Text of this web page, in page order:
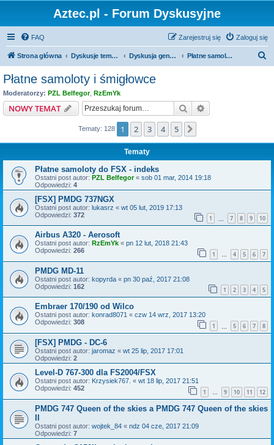
Aztec.pl - Forum Dyskusyjne
FAQ Zaloguj się
Zarejestruj się
Strona główna Dyskusje tematyczne Dyskusja generalna Płatne samoloty i śmigłowce
Płatne samoloty i śmigłowce
Moderatorzy: PZL Belfegor, RzEmYk
NOWY TEMAT Szukaj
Tematy: 128 1 2 3 4 5
Tematy
Płatne samoloty do FSX - indeks
Ostatni post autor: PZL Belfegor« sob 01 mar, 2014 19:18
Odpowiedzi: 4
[FSX] PMDG 737NGX
Ostatni post autor: lukasrz « wt 05 lut, 2019 17:13
Odpowiedzi: 372 1 7 8 9 10
Airbus A320 - Aerosoft
Ostatni post autor: RzEmYk « pn 12 lut, 2018 21:43
Odpowiedzi: 266 1 … 4 5 6 7
PMDG MD-11
Ostatni post autor: kopyrda « pn 30 paź, 2017 21:08
Odpowiedzi: 162 1 2 3 4 5
Embraer 170/190 od Wilco
Ostatni post autor: konrad8071 « czw 14 wrz, 2017 13:20
Odpowiedzi: 308 1 5 6 7 8
[FSX] PMDG - DC-6
Ostatni post autor: jaromaz « wt 25 lip, 2017 17:01
Odpowiedzi: 2
Level-D 767-300 dla FS2004/FSX
Ostatni post autor: Krzysiek767. « wt 18 lip, 2017 21:51
Odpowiedzi: 452 1 … 9 10 11 12
PMDG 747 Queen of the skies a PMDG 747 Queen of the skies
II
Ostatni post autor: wojtek_84 « ndz 04 cze, 2017 21:09
Odpowiedzi: 7